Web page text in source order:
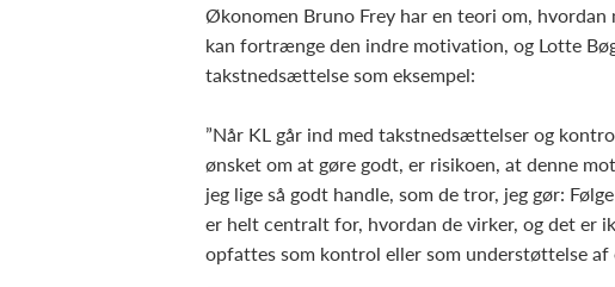
Økonomen Bruno Frey har en teori om,
kan fortrænge den indre motivation, og Lotte
takstnedsættelse som eksempel:
”Når KL går ind med takstnedsættelser og
ønsket om at gøre godt, er risikoen, at denne
jeg lige så godt handle, som de tror, jeg gør:
er helt centralt for, hvordan de virker, og det er
opfattes som kontrol eller som understøttelse af